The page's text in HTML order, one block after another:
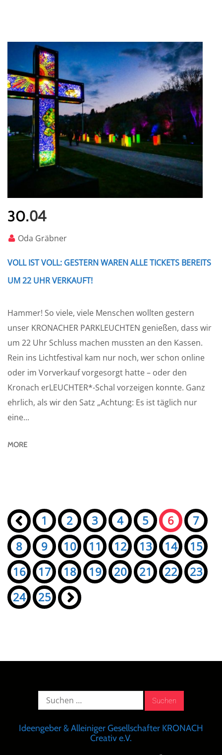
30.04
Oda Gräbner
VOLL IST VOLL: GESTERN WAREN ALLE TICKETS BEREITS
UM 22 UHR VERKAUFT!
Hammer! So viele, viele Menschen wollten gestern
unser KRONACHER PARKLEUCHTEN genießen, dass wir
um 22 Uhr Schluss machen mussten an den Kassen.
Rein ins Lichtfestival kam nur noch, wer schon online
oder im Vorverkauf vorgesorgt hatte – oder den
Kronach erLEUCHTER*-Schal vorzeigen konnte. Ganz
ehrlich, als wir den Satz „Achtung: Es ist täglich nur
eine...
MORE
Seiten:
« 1 2 3 4 5 6
7
8
9 10 11 12 13 14
15
16
17 18 19 20 21 22
23
24
25 »
Suche
Ideengeber & Alleiniger Gesellschafter KRONACH
Creativ e.V.